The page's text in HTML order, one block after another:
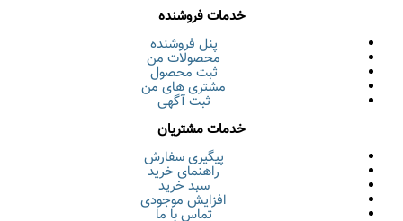
خدمات فروشنده
پنل فروشنده
محصولات من
ثبت محصول
مشتری های من
ثبت آگهی
خدمات مشتریان
پیگیری سفارش
راهنمای خرید
سبد خرید
افزایش موجودی
تماس با ما